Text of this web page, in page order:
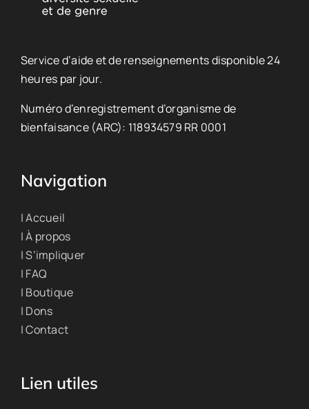
Service d’aide et de renseignements disponible 24
heures par jour.
Numéro d’enregistrement d’organisme de
bienfaisance (ARC): 118934579 RR 0001
Navigation
| Accueil
| À propos
| S’impliquer
| FAQ
| Boutique
| Dons
| Contact
Lien utiles